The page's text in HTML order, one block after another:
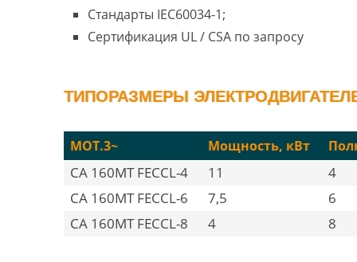
Стандарты IEC60034-1;
Сертификация UL / CSA по запросу
ТИПОРАЗМЕРЫ
MOT.3~ Мощность, кВт
CA 160MT FECCL-4 11
4
CA 160MT FECCL-6
7,5
6
CA 160MT FECCL-8
4 8